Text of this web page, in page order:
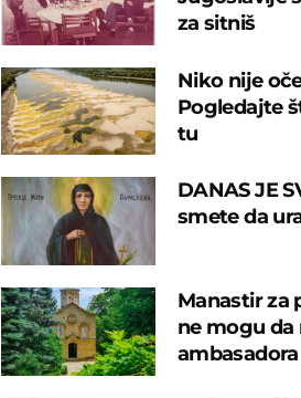
za sitniš
Niko nije
Pogledajte
tu
DANAS JE
smete da
Manastir za
ne mogu da
ambasadora